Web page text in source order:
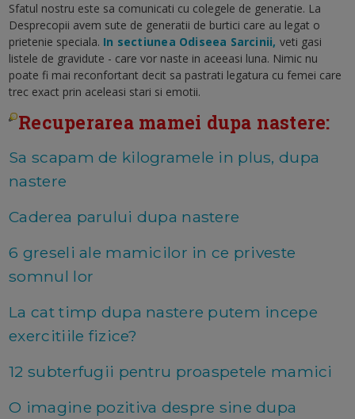
Sfatul nostru este sa comunicati cu colegele de generatie. La
Desprecopii avem sute de generatii de burtici care au legat o
prietenie speciala. In sectiunea Odiseea Sarcinii, veti gasi
listele de gravidute - care vor naste in aceeasi luna. Nimic nu
poate fi mai reconfortant decit sa pastrati legatura cu femei care
trec exact prin aceleasi stari si emotii.
Recuperarea mamei dupa nastere:
Sa scapam de kilogramele in plus, dupa
nastere
Caderea parului dupa nastere
6 greseli ale mamicilor in ce priveste
somnul lor
La cat timp dupa nastere putem incepe
exercitiile fizice?
12 subterfugii pentru proaspetele mamici
O imagine pozitiva despre sine dupa